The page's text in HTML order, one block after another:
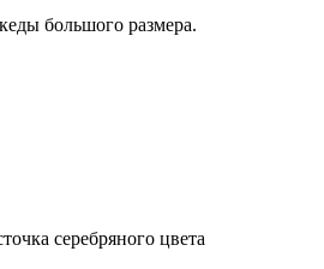
большого размера.
серебряного цвета